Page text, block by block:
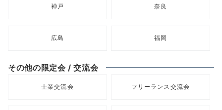
神戸 奈良
広島 福岡
その他の限定会 / 交流会
士業交流会 フリーランス交流会